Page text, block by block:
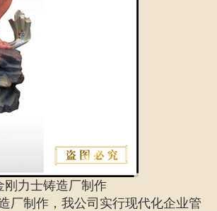
刚力士铸造厂制作
厂制作 ，我公司实行现代化企业管